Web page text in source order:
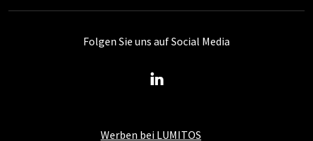
Werben bei LUMITOS
Folgen Sie uns auf Social Media